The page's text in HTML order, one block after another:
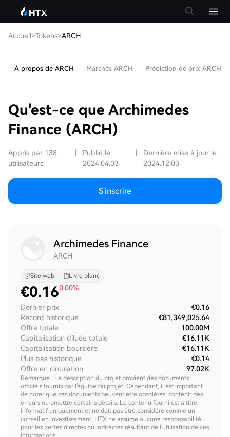
Accueil>Tokens>ARCH
À propos de ARCH Marchés ARCH Prédiction de prix ARCH
Qu'est-ce que Archimedes
Finance (ARCH)
Appris par 138
utilisateurs
Publié le
2024.04.03
Dernière mise à jour le
2024.12.03
S'inscrire
Archimedes Finance
ARCH
Site web Livre blanc
€0.160.00%
Dernier prix
€0.16
Record historique
€81,349,025.64
Offre totale
100.00M
Capitalisation diluée totale
€16.11K
Capitalisation boursière
€16.11K
Plus bas historique
€0.14
Offre en circulation
97.02K
Remarque : La description du projet provient des documents
officiels fournis par l'équipe du projet. Cependant, il est important
de noter que ces documents peuvent être obsolètes, contenir des
erreurs ou omettre certains détails. Le contenu fourni est à titre
informatif uniquement et ne doit pas être considéré comme un
conseil en investissement. HTX ne assume aucune responsabilité
pour les pertes directes ou indirectes résultant de l'utilisation de ces
informations.